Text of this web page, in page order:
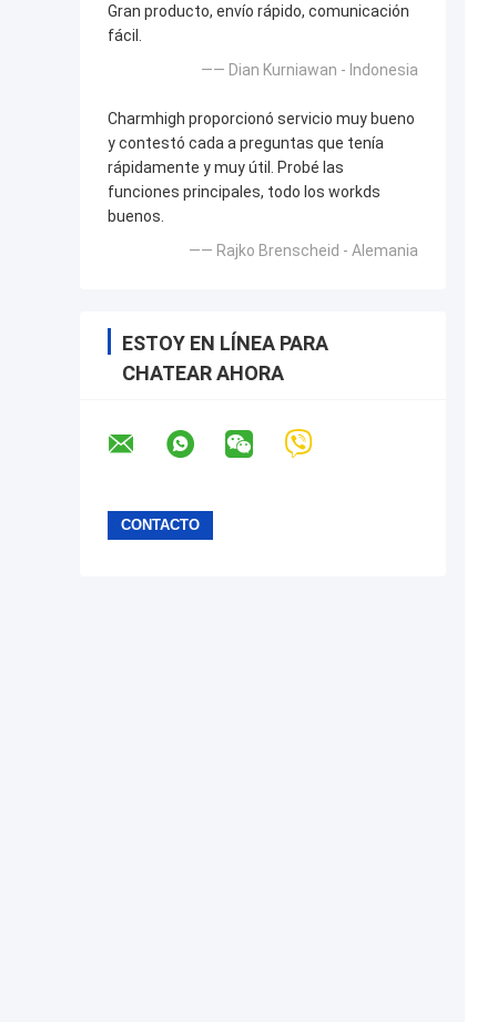
Gran producto, envío rápido, comunicación
fácil.
—— Dian Kurniawan - Indonesia
Charmhigh proporcionó servicio muy bueno
y contestó cada a preguntas que tenía
rápidamente y muy útil. Probé las
funciones principales, todo los workds
buenos.
—— Rajko Brenscheid - Alemania
ESTOY EN LÍNEA PARA
CHATEAR AHORA